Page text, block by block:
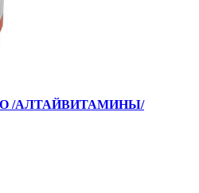
О /АЛТАЙВИТАМИНЫ/